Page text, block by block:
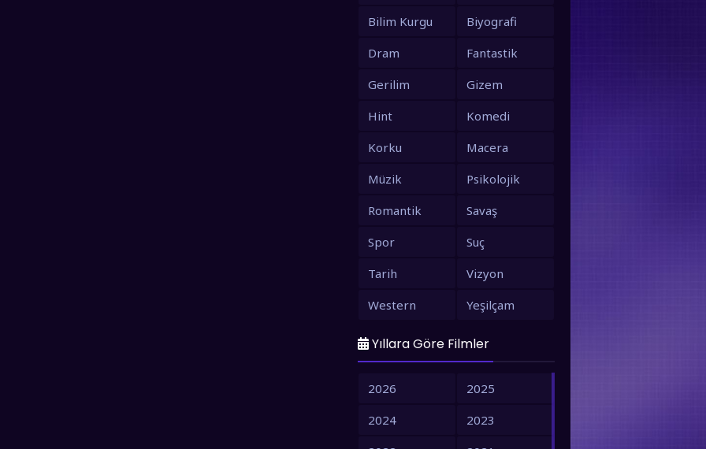
Bilim Kurgu
Biyografi
Dram
Fantastik
Gerilim
Gizem
Hint
Komedi
Korku
Macera
Müzik
Psikolojik
Romantik
Savaş
Spor
Suç
Tarih
Vizyon
Western
Yeşilçam
Yıllara Göre Filmler
2026
2025
2024
2023